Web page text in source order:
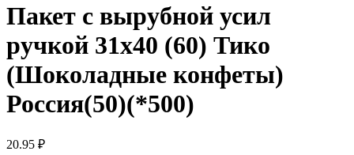
Пакет с вырубной усил
ручкой 31х40 (60) Тико
(Шоколадные конфеты)
Россия(50)(*500)
20.95 ₽